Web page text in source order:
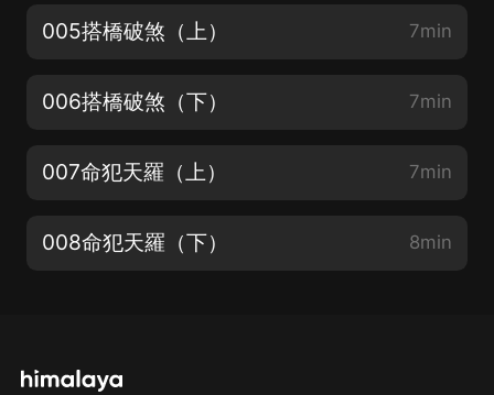
005搭橋破煞（上） 7min
006搭橋破煞（下） 7min
007命犯天羅（上） 7min
008命犯天羅（下） 8min